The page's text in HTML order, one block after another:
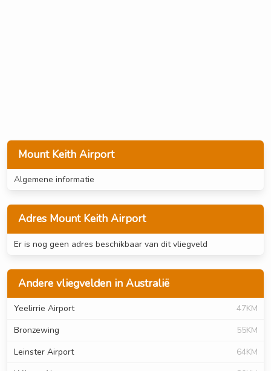
Mount Keith Airport
Algemene informatie
Adres Mount Keith Airport
Er is nog geen adres beschikbaar van dit vliegveld
Andere vliegvelden in Australië
Yeelirrie Airport
47KM
Bronzewing
55KM
Leinster Airport
64KM